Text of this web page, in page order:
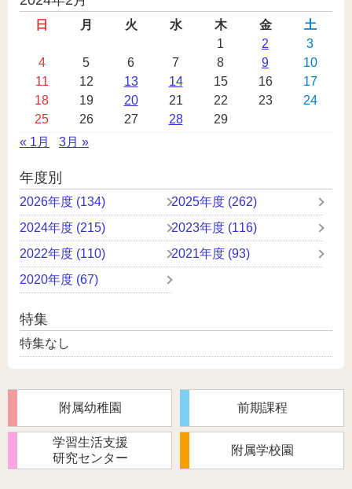
日 月 火 水 木 金
土
1
2
3
4
5 6 7 8 9
10
11
12 13 14 15 16
17
18
19 20 21 22 23
24
25
26 27 28
29
« 1月
3月 »
年度別
2026年度 (134)
2025年度 (262)
2024年度 (215)
2023年度 (116)
2022年度 (110)
2021年度 (93)
2020年度 (67)
特集
特集なし
附属幼稚園 前期課程
学習生活支援
研究センター
附属学校園